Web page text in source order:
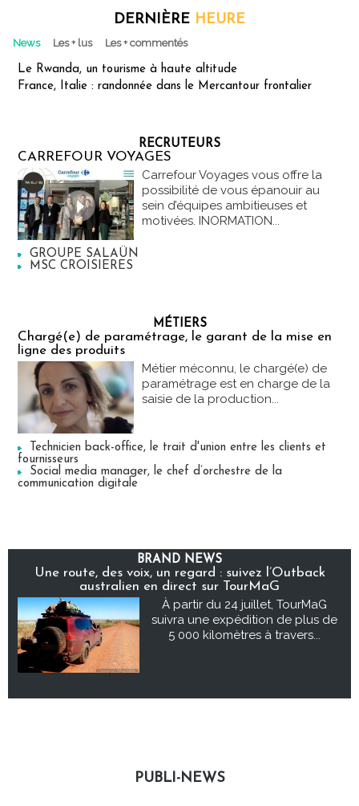
DERNIÈRE HEURE
News Les + lus Les + commentés
Le Rwanda, un tourisme à haute altitude
France, Italie : randonnée dans le Mercantour frontalier
RECRUTEURS
CARREFOUR VOYAGES
Carrefour Voyages vous offre la
possibilité de vous épanouir au
sein d’équipes ambitieuses et
motivées. INORMATION...
GROUPE SALAÜN
MSC CROISIERES
MÉTIERS
Chargé(e) de paramétrage, le garant de la mise en
ligne des produits
Métier méconnu, le chargé(e) de
paramétrage est en charge de la
saisie de la production...
Technicien back-office, le trait d'union entre les clients et
fournisseurs
Social media manager, le chef d’orchestre de la
communication digitale
BRAND NEWS
Une route, des voix, un regard : suivez l’Outback
australien en direct sur TourMaG
À partir du 24 juillet, TourMaG
suivra une expédition de plus de
5 000 kilomètres à travers...
PUBLI-NEWS